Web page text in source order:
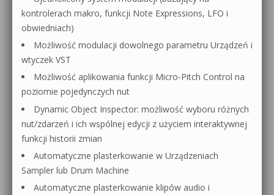
kontrolerach makro, funkcji Note Expressions, LFO i
obwiedniach)
Możliwość modulacji dowolnego parametru Urządzeń i
wtyczek VST
Możliwość aplikowania funkcji Micro-Pitch Control na
poziomie pojedynczych nut
Dynamic Object Inspector: możliwość wyboru różnych
nut/zdarzeń i ich wspólnej edycji z użyciem interaktywnej
funkcji historii zmian
Automatyczne plasterkowanie w Urządzeniach
Sampler lub Drum Machine
Automatyczne plasterkowanie klipów audio i